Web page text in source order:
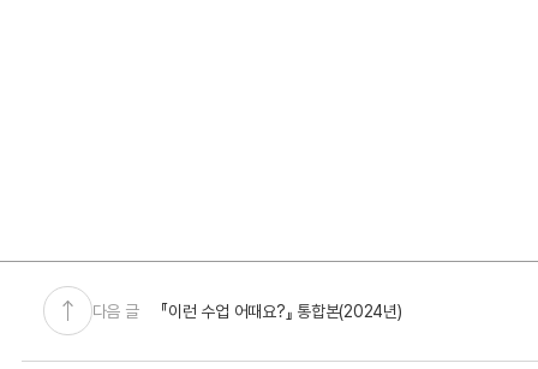
다음 글 『이런 수업 어때요?』 통합본(2024년)